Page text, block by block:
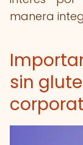
manera
sin